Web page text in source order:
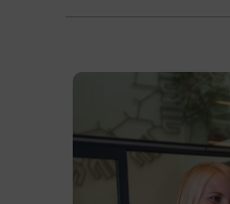
Terminübersicht